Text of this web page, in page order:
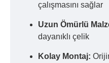
çalışmasını sağlar
Uzun Ömürlü
dayanıklı çelik
Kolay Montaj: